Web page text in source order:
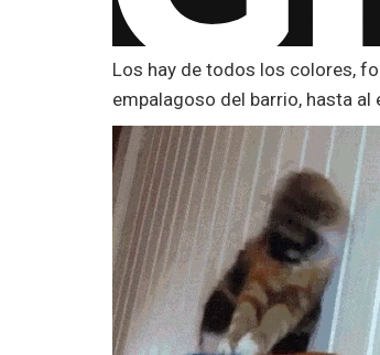
Los hay de todos los colores,
empalagoso del barrio, hasta